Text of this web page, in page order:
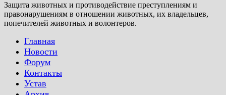
Защита животных и противодействие преступлениям и
правонарушениям в отношении животных, их владельцев,
попечителей животных и волонтеров.
Главная
Новости
Форум
Контакты
Устав